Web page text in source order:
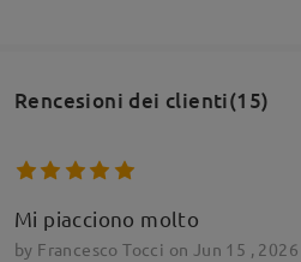
Rencesioni dei clienti(15)
Mi piacciono molto
by Francesco Tocci on Jun 15 , 2026